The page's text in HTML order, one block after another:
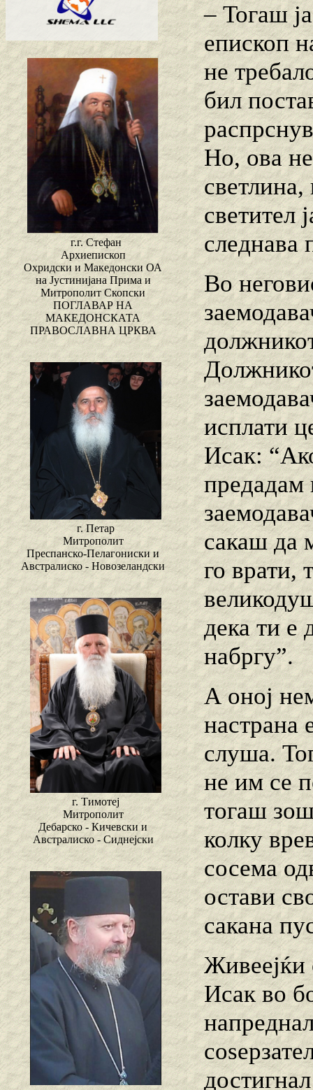
г.г. Стефан
Архиепископ
Охридски и Македонски ОА
на Јустинијана Прима и
Митрополит Скопски
ПОГЛАВАР НА
МАКЕДОНСКАТА
ПРАВОСЛАВНА ЦРКВА
г. Петар
Митрополит
Преспанско-Пелагониски и
Австралиско - Новозеландски
г. Тимотеј
Митрополит
Дебарско - Кичевски и
Австралиско - Сиднејски
– Тогаш
епископ
не
бил
Но, ова
светлина,
светител
следнава
Во
исплати
Исак:
предадам
сакаш да
го врати,
дека ти е
набргу”.
А оној
настрана
слуша.
не им се
тогаш
колку
сосема
остави
сакана
Живеејќи
Исак во